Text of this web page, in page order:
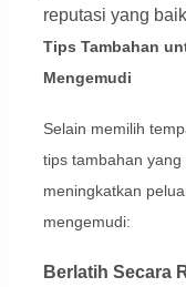
reputasi yang
Tips Tambahan
Mengemudi
Selain memilih
tips tambahan
meningkatkan
mengemudi:
Berlatih Secara